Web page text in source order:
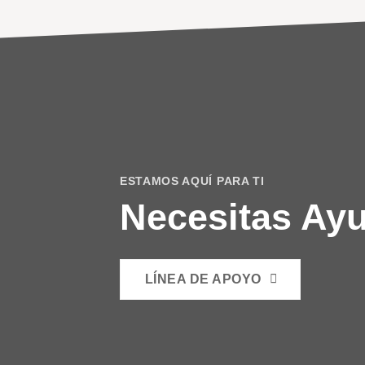
ESTAMOS AQUÍ PARA TI
Necesitas
LÍNEA DE APOYO